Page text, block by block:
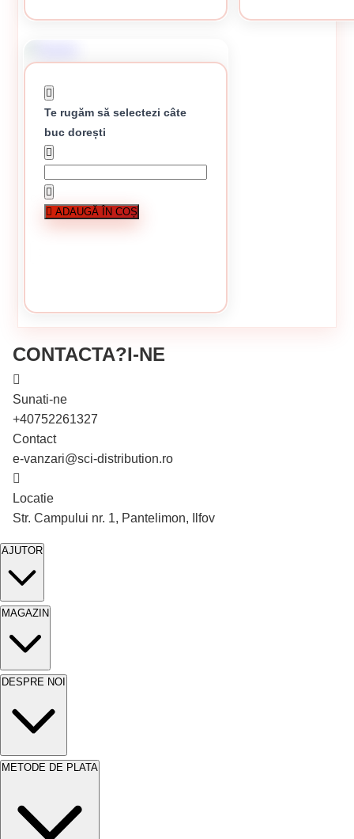
În stoc
În stoc
Cazma
13.66 lei / buc
Te rugăm să selectezi câte
buc dorești
ADAUGĂ ÎN COȘ
CONTACTA?I-NE
Sunati-ne
+40752261327
Contact
e-vanzari@sci-distribution.ro
Locatie
Str. Campului nr. 1, Pantelimon, Ilfov
AJUTOR
MAGAZIN
DESPRE NOI
METODE DE PLATA